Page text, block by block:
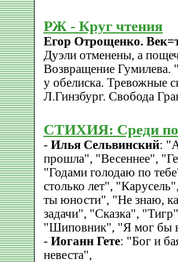
РЖ - Круг чтения
Егор Отрощенко.
Дуэли отменены, а
Возвращение Гумилева.
у обелиска. Тревожные
Л.Гинзбург. Свобода
СТИХИЯ: Среди
- Илья Сельвинский:
прошла", "Весеннее",
"Годами голодаю по
столько лет",
ты юности", "Не знаю,
задачи", "Сказка",
"Шиповник", "Я мог бы
- Иоганн Гете: "Бог и
невеста",